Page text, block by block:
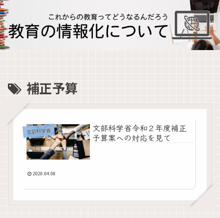
補正予算
文部科学省
文部科学省令和２年度補正
予算案への対応を見て
2020.04.08